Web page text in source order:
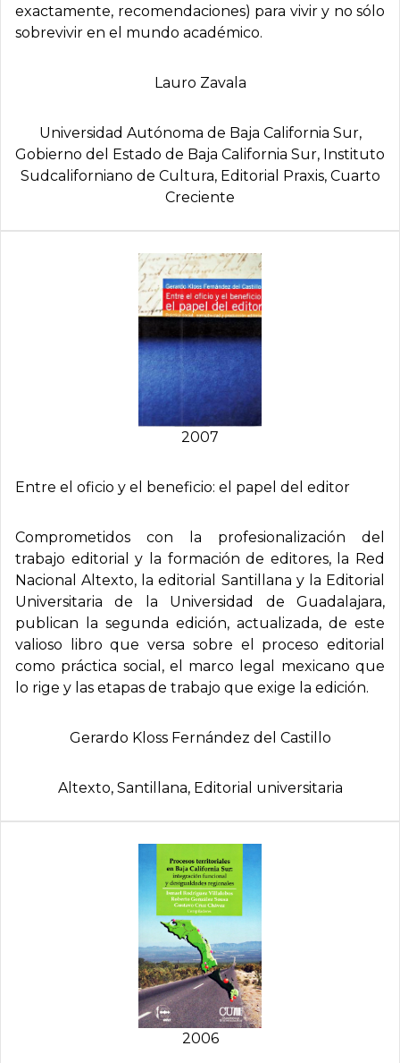
exactamente, recomendaciones) para vivir y no sólo
sobrevivir en el mundo académico.
Lauro Zavala
Universidad Autónoma de Baja California Sur,
Gobierno del Estado de Baja California Sur, Instituto
Sudcaliforniano de Cultura, Editorial Praxis, Cuarto
Creciente
2007
Entre el oficio y el beneficio: el papel del editor
Comprometidos con la profesionalización del
trabajo editorial y la formación de editores, la Red
Nacional Altexto, la editorial Santillana y la Editorial
Universitaria de la Universidad de Guadalajara,
publican la segunda edición, actualizada, de este
valioso libro que versa sobre el proceso editorial
como práctica social, el marco legal mexicano que
lo rige y las etapas de trabajo que exige la edición.
Gerardo Kloss Fernández del Castillo
Altexto, Santillana, Editorial universitaria
2006